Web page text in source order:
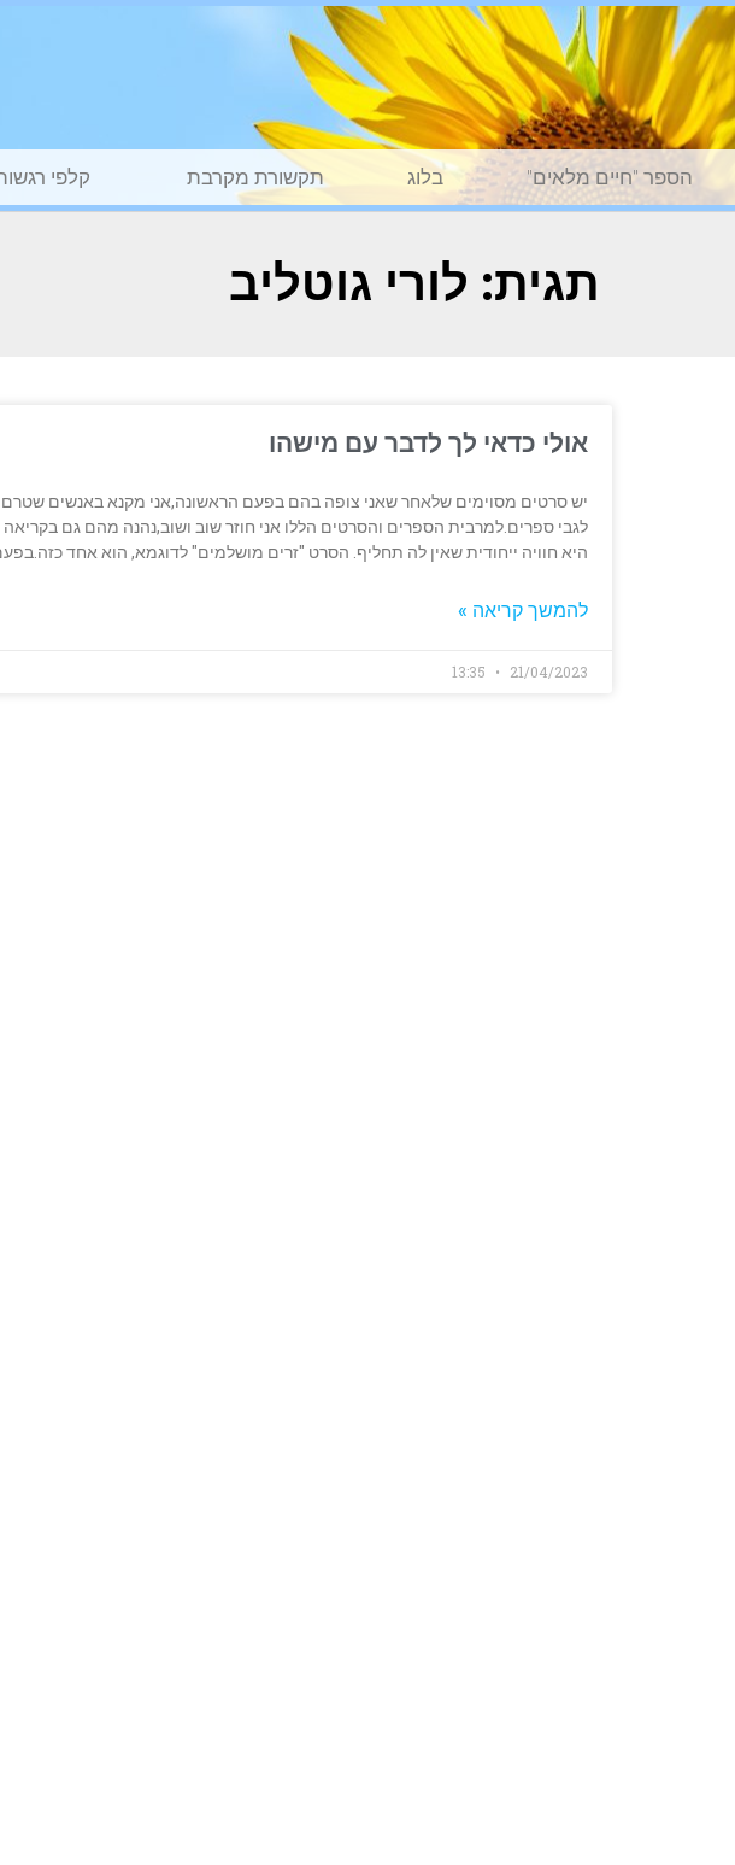
הספר "חיים מלאים" בלוג תקשורת מקרבת קלפי
תגית: לורי גוטליב
אולי כדאי לך לדבר עם מישהו
יש סרטים מסוימים שלאחר שאני צופה בהם בפעם הראשונה,אני מקנא באנשים
לגבי ספרים.למרבית הספרים והסרטים הללו אני חוזר שוב ושוב,נהנה מהם גם
היא חוויה ייחודית שאין לה תחליף. הסרט "זרים מושלמים" לדוגמא, הוא אחד
להמשך קריאה »
21/04/2023